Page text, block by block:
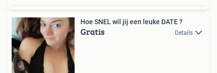
Hoe SNEL wil jij een leuke DATE ?
Gratis Details